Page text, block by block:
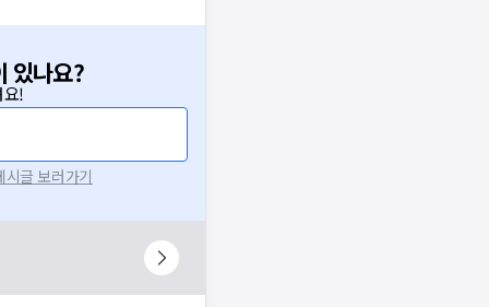
있나요?
요!
글 보러가기